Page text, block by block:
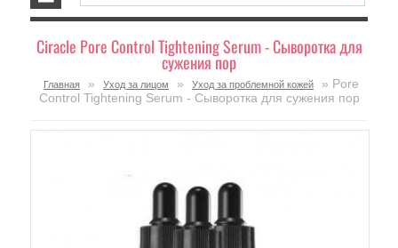
Ciracle Pore Control Tightening Serum - Сыворотка для
сужения пор
Главная » Уход за лицом » Уход за проблемной кожей
» Pore
Control Tightening Serum - Сыворотка для сужения пор